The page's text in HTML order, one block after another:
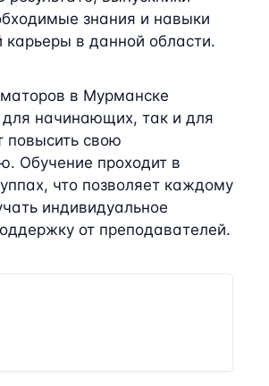
знания и навыки
карьеры в данной области.
в Мурманске
для начинающих, так и для
повысить свою
Обучение проходит в
что позволяет каждому
индивидуальное
от преподавателей.